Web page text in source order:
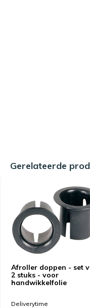
Gerelateerde
Afroller doppen - set
2 stuks - voor
handwikkelfolie
Deliverytime